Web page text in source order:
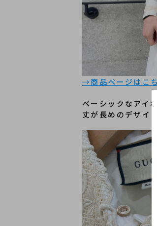
→商品ページはこ
ベーシックなアイ
丈が長めのデザイ